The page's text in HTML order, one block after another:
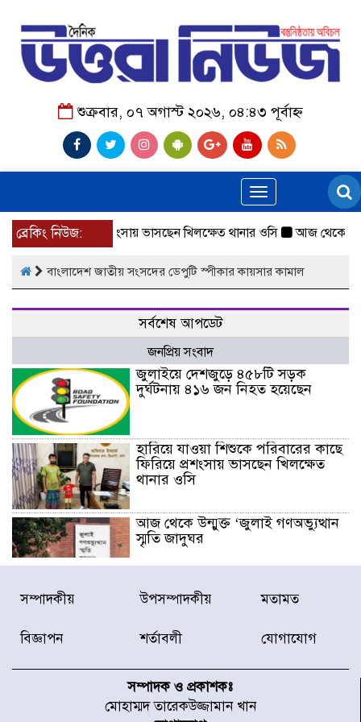
শুক্রবার, ০৭ অগাস্ট ২০২৬, ০৪:৪৩ পূর্বাহ্ন
Toggle
navigation
ব্রেকিং নিউজ:
কাছে ফিরিয়ে প্রশংসায় ভাসছেন খিলক্ষেত থানার ওসি আজ থেকে
বাংলাদেশ জাতীয় সংসদের ডেপুটি স্পীকার কায়সার কামাল
সর্বশেষ আপডেট
জনপ্রিয় সংবাদ
জুলাইয়ে দেশজুড়ে ৪৫৮টি সড়ক
দুর্ঘটনায় ৪১৬ জন নিহত হয়েছেন
হারিয়ে যাওয়া শিশুকে পরিবারের কাছে
ফিরিয়ে প্রশংসায় ভাসছেন খিলক্ষেত
থানার ওসি
আজ থেকে উন্মুক্ত ‘জুলাই গণঅভ্যুত্থান
স্মৃতি জাদুঘর
রাজধানীর উত্তরা আঞ্চলিক পাসপোর্ট
সদস্যকে বিভিন্ন মেয়াদে সাজা প্রদান
করেছে র‌্যাব-১
হরমুজ প্রণালি নিয়ে ওমানের সঙ্গে চুক্তি
চূড়ান্ত পর্যায়ে : ইরান
সম্পাদকীয় উপসম্পাদকীয় মতামত
বিজ্ঞাপন শর্তাবলী যোগাযোগ
সম্পাদক ও প্রকাশকঃ
মোহাম্মদ তারেকউজ্জামান খান